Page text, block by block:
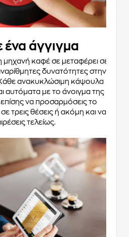
ένα άγγιγμα
μηχανή καφέ σε μεταφέρει σε
δυνατότητες στην
ανακυκλώσιμη κάψουλα
αυτόματα με το άνοιγμα της
να προσαρμόσεις το
τρεις θέσεις ή ακόμη και να
τελείως.